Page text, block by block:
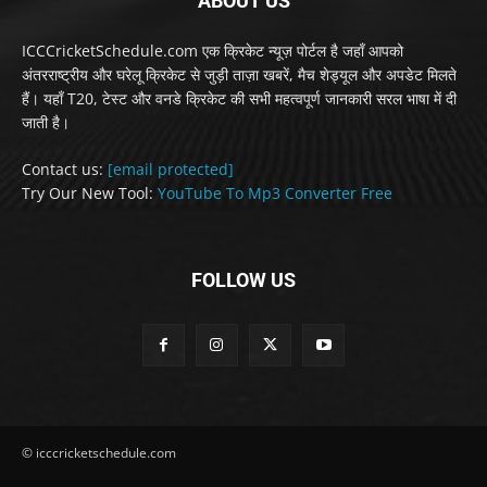
ICCCricketSchedule.com एक क्रिकेट न्यूज़ पोर्टल है जहाँ आपको
अंतरराष्ट्रीय और घरेलू क्रिकेट से जुड़ी ताज़ा खबरें, मैच शेड्यूल और अपडेट मिलते
हैं। यहाँ T20, टेस्ट और वनडे क्रिकेट की सभी महत्वपूर्ण जानकारी सरल भाषा में दी
जाती है।
Contact us: [email protected]
Try Our New Tool: YouTube To Mp3 Converter Free
FOLLOW US
© icccricketschedule.com